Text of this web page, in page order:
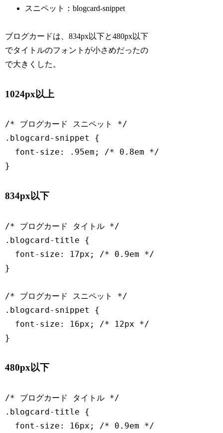
スニペット：blogcard-snippet
ブログカードは、834px以下と480px以下
でタイトルのフォントが小さめだったの
で大きくした。
1024px以上
/* ブログカード スニペット */
.blogcard-snippet {
  font-size: .95em; /* 0.8em */
}
834px以下
/* ブログカード タイトル */
.blogcard-title {
  font-size: 17px; /* 0.9em */
}
/* ブログカード スニペット */
.blogcard-snippet {
  font-size: 16px; /* 12px */
}
480px以下
/* ブログカード タイトル */
.blogcard-title {
  font-size: 16px; /* 0.9em */